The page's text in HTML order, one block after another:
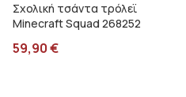
Σχολική τσάντα τρόλεϊ
Minecraft Squad 268252
59,90€